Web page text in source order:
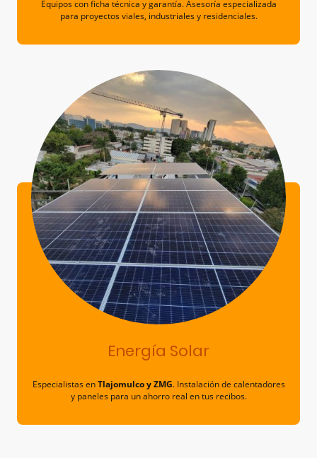
Equipos con ficha técnica y garantía. Asesoría especializada
para proyectos viales, industriales y residenciales.
Energía Solar
Especialistas enTlajomulco y ZMG. Instalación de calentadores
y paneles para un ahorro real en tus recibos.